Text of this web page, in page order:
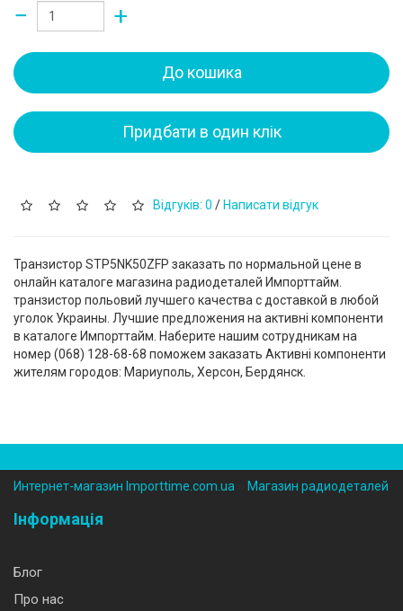
− +
До кошика
Придбати в один клік
Відгуків: 0 / Написати відгук
Транзистор STP5NK50ZFP заказать по нормальной цене в
онлайн каталоге магазина радиодеталей Импорттайм.
транзистор польовий лучшего качества с доставкой в любой
уголок Украины. Лучшие предложения на активні компоненти
в каталоге Импорттайм. Наберите нашим сотрудникам на
номер (‎068) 128-68-68 поможем заказать Активні компоненти
жителям городов: Мариуполь, Херсон, Бердянск.
Интернет-магазин Importtime.com.ua Магазин радиодеталей
Інформація
Блог
Про нас